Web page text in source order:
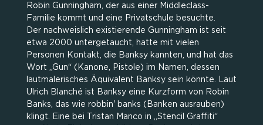
Robin Gunningham, der aus einer Middleclass-
Familie kommt und eine Privatschule besuchte.
Der nachweislich existierende Gunningham ist seit
etwa 2000 untergetaucht, hatte mit vielen
Personen Kontakt, die Banksy kannten, und hat das
Wort „Gun“ (Kanone, Pistole) im Namen, dessen
lautmalerisches Äquivalent Banksy sein könnte. Laut
Ulrich Blanché ist Banksy eine Kurzform von Robin
Banks, das wie robbin' banks (Banken ausrauben)
klingt. Eine bei Tristan Manco in „Stencil Graffiti“